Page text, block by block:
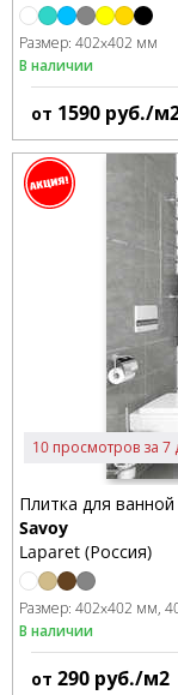
Размер: 402x402 мм
В наличии
от 1590 руб./
10 просмотров за 7
Плитка для ванной
Savoy
Laparet (Россия)
Размер: 402x402 мм
В наличии
от 290 руб./м2